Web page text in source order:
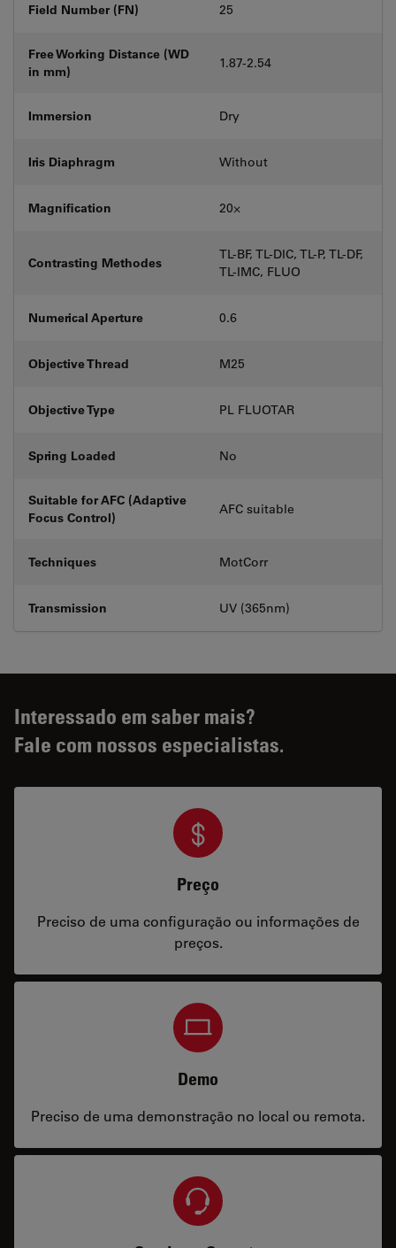
Field Number (FN) 25
Free Working Distance (WD
in mm)
1.87-2.54
Immersion Dry
Iris Diaphragm Without
Magnification 20⨉
Contrasting Methodes
TL-BF, TL-DIC, TL-P, TL-DF,
TL-IMC, FLUO
Numerical Aperture 0.6
Objective Thread M25
Objective Type PL FLUOTAR
Spring Loaded No
Suitable for AFC (Adaptive
Focus Control)
AFC suitable
Techniques MotCorr
Transmission UV (365nm)
Interessado em saber mais?
Fale com nossos especialistas.
Preço
Preciso de uma configuração ou informações de
preços.
Demo
Preciso de uma demonstração no local ou remota.